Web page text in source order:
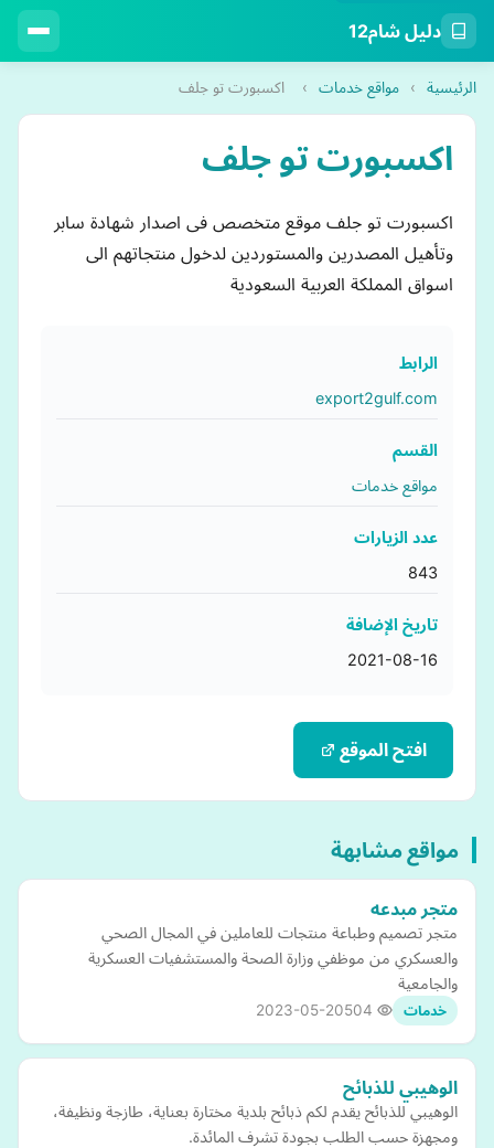
دليل شام12
الرئيسية › مواقع خدمات › اكسبورت تو جلف
اكسبورت تو جلف
اكسبورت تو جلف موقع متخصص فى اصدار شهادة سابر
وتأهيل المصدرين والمستوردين لدخول منتجاتهم الى
اسواق المملكة العربية السعودية
الرابط
export2gulf.com
القسم
مواقع خدمات
عدد الزيارات
843
تاريخ الإضافة
2021-08-16
افتح الموقع
مواقع مشابهة
متجر مبدعه
متجر تصميم وطباعة منتجات للعاملين في المجال الصحي
والعسكري من موظفي وزارة الصحة والمستشفيات العسكرية
والجامعية
خدمات 2023-05-20
الوهيبي للذبائح
الوهيبي للذبائح يقدم لكم ذبائح بلدية مختارة بعناية، طازجة ونظيفة،
ومجهزة حسب الطلب بجودة تشرف المائدة.